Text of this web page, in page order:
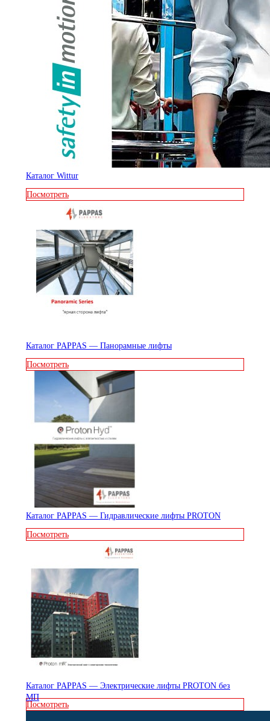
Каталог Wittur
Посмотреть
Каталог PAPPAS — Панорамные лифты
Посмотреть
Каталог PAPPAS — Гидравлические лифты PROTON
Посмотреть
Каталог PAPPAS — Электрические лифты PROTON без
МП
Посмотреть